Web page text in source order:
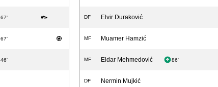
67'
67'
46'
DF Elvir Duraković
MF Muamer Hamzić
MF Eldar Mehmedović 86'
DF Nermin Mujkić